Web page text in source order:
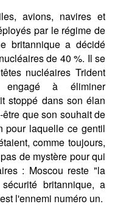
avions, navires et
par le régime de
britannique a décidé
de 40 %. Il se
nucléaires Trident
à éliminer
stoppé dans son élan
que son souhait de
pour laquelle ce gentil
comme toujours,
de mystère pour qui
: Moscou reste "la
britannique, a
l'ennemi numéro un.